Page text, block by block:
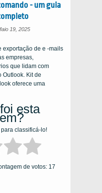
- um guia
19, 2025
exportação de e -mails
empresas,
que lidam com
Outlook. Kit de
oferece uma
esta
classificá-lo!
de votos: 17